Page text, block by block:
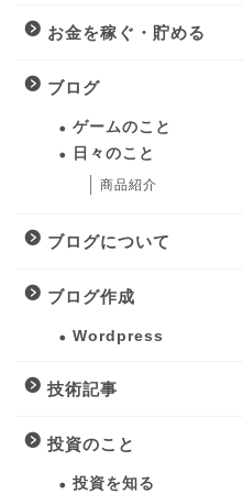
お金を稼ぐ・貯める
ブログ
ゲームのこと
日々のこと
商品紹介
ブログについて
ブログ作成
Wordpress
技術記事
投資のこと
投資を知る